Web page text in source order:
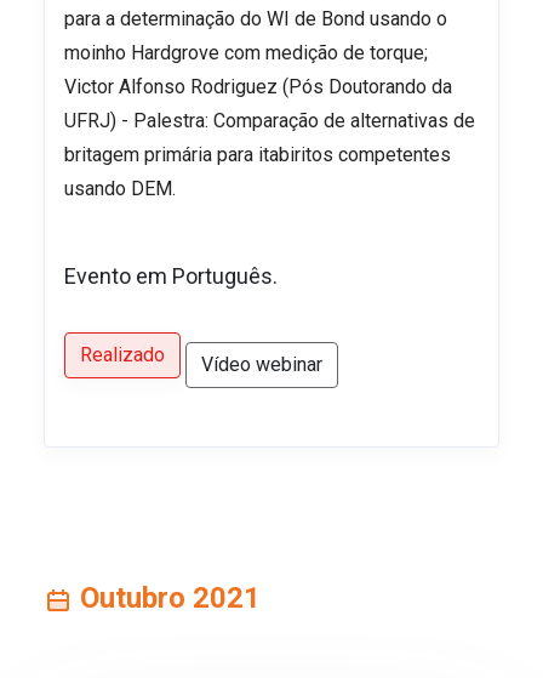
para a determinação do WI de Bond usando o
moinho Hardgrove com medição de torque;
Victor Alfonso Rodriguez (Pós Doutorando da
UFRJ) - Palestra: Comparação de alternativas de
britagem primária para itabiritos competentes
usando DEM.
Evento em Português.
Realizado Vídeo webinar
Outubro 2021